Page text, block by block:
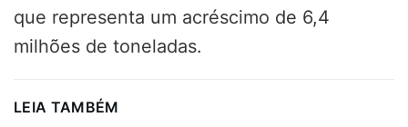
que representa um acréscimo de 6,4
milhões de toneladas.
LEIA TAMBÉM